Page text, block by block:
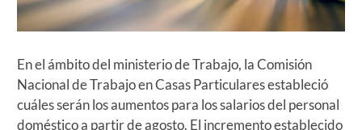
En el ámbito del ministerio de Trabajo, la Comisión
Nacional de Trabajo en Casas Particulares estableció
cuáles serán los aumentos para los salarios del personal
doméstico a partir de agosto. El incremento establecido